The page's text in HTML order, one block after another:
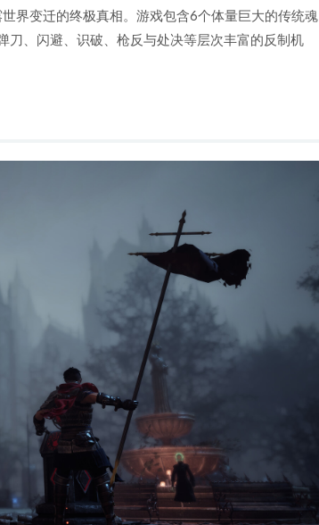
界变迁的终极真相。游戏包含6个体量巨大的传统魂
、闪避、识破、枪反与处决等层次丰富的反制机